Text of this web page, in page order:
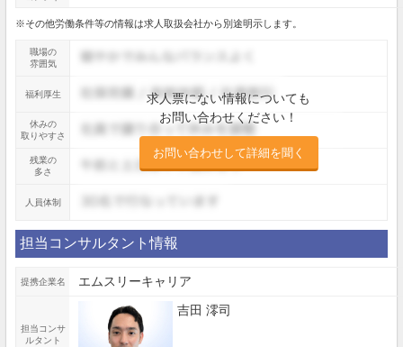
※その他労働条件等の情報は求人取扱会社から別途明示します。
職場の
雰囲気
求人票にない情報についても
お問い合わせください！
お問い合わせして詳細を聞く
福利厚生
休みの
取りやすさ
残業の
多さ
人員体制
担当コンサルタント情報
提携企業名 エムスリーキャリア
担当コンサ
ルタント
吉田 澪司